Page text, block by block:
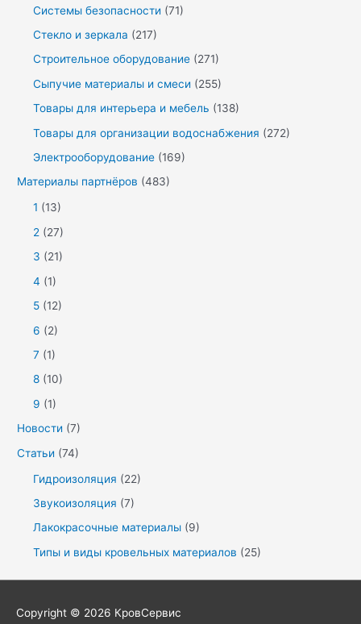
Системы безопасности (71)
Стекло и зеркала (217)
Строительное оборудование (271)
Сыпучие материалы и смеси (255)
Товары для интерьера и мебель (138)
Товары для организации водоснабжения (272)
Электрооборудование (169)
Материалы партнёров (483)
1 (13)
2 (27)
3 (21)
4 (1)
5 (12)
6 (2)
7 (1)
8 (10)
9 (1)
Новости (7)
Статьи (74)
Гидроизоляция (22)
Звукоизоляция (7)
Лакокрасочные материалы (9)
Типы и виды кровельных материалов (25)
Copyright © 2026 КровСервис